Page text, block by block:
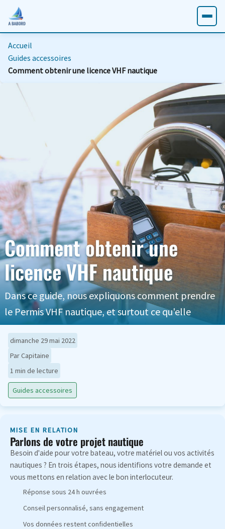
Accueil
Guides accessoires
Comment obtenir une licence VHF nautique
Comment obtenir une
licence VHF nautique
Dans ce guide, nous expliquons comment prendre
le Permis VHF nautique, et surtout ce qu'elle
dimanche 29 mai 2022
Par Capitaine
1 min de lecture
Guides accessoires
MISE EN RELATION
Parlons de votre projet nautique
Besoin d'aide pour votre bateau, votre matériel ou vos activités
nautiques ? En trois étapes, nous identifions votre demande et
vous mettons en relation avec le bon interlocuteur.
Réponse sous 24 h ouvrées
Conseil personnalisé, sans engagement
Vos données restent confidentielles